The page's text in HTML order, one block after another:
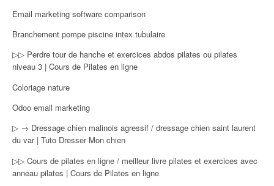
Email marketing software comparison
Branchement pompe piscine intex tubulaire
▷▷ Perdre tour de hanche et exercices abdos pilates ou pilates
niveau 3 | Cours de Pilates en ligne
Coloriage nature
Odoo email marketing
▷ → Dressage chien malinois agressif / dressage chien saint laurent
du var | Tuto Dresser Mon chien
▷▷ Cours de pilates en ligne / meilleur livre pilates et exercices avec
anneau pilates | Cours de Pilates en ligne